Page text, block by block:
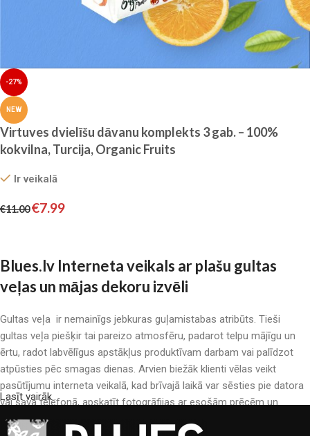
-27%
NEW
Virtuves dvielīšu dāvanu komplekts 3 gab. – 100%
kokvilna, Turcija, Organic Fruits
Ir veikalā
€11.00€7.99
Blues.lv Interneta veikals ar plašu gultas
veļas un mājas dekoru izvēli
Gultas veļa ir nemainīgs jebkuras guļamistabas atribūts. Tieši
gultas veļa piešķir tai pareizo atmosfēru, padarot telpu mājīgu un
ērtu, radot labvēlīgus apstākļus produktīvam darbam vai palīdzot
atpūsties pēc smagas dienas. Arvien biežāk klienti vēlas veikt
pasūtījumu interneta veikalā, kad brīvajā laikā var sēsties pie datora
vai sava telefonā, apskatīt fotogrāfijas ar esošām prēcēm un
mierīgi iegādāties sev tīkamās. Mūsu interneta veikalā ir liels gultas
Lasīt vairāk..